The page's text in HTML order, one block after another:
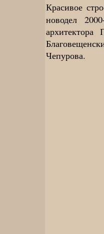
Красивое
новодел
Чепурова.